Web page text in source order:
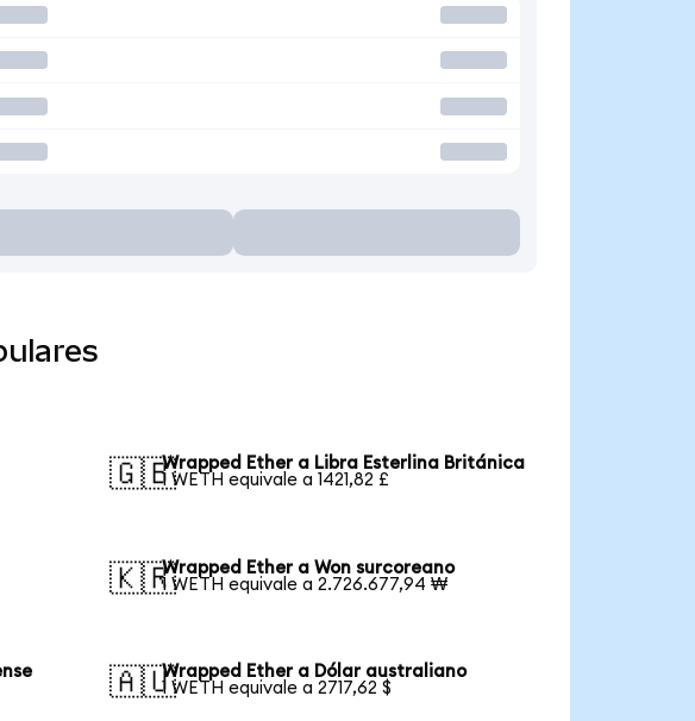
🇬🇧Wrapped Ether a Libra Esterlina Británica
1 WETH equivale a 1421,82 £
🇰🇷Wrapped Ether a Won surcoreano
1 WETH equivale a 2.726.677,94 ₩
🇦🇺Wrapped Ether a Dólar australiano
1 WETH equivale a 2717,62 $